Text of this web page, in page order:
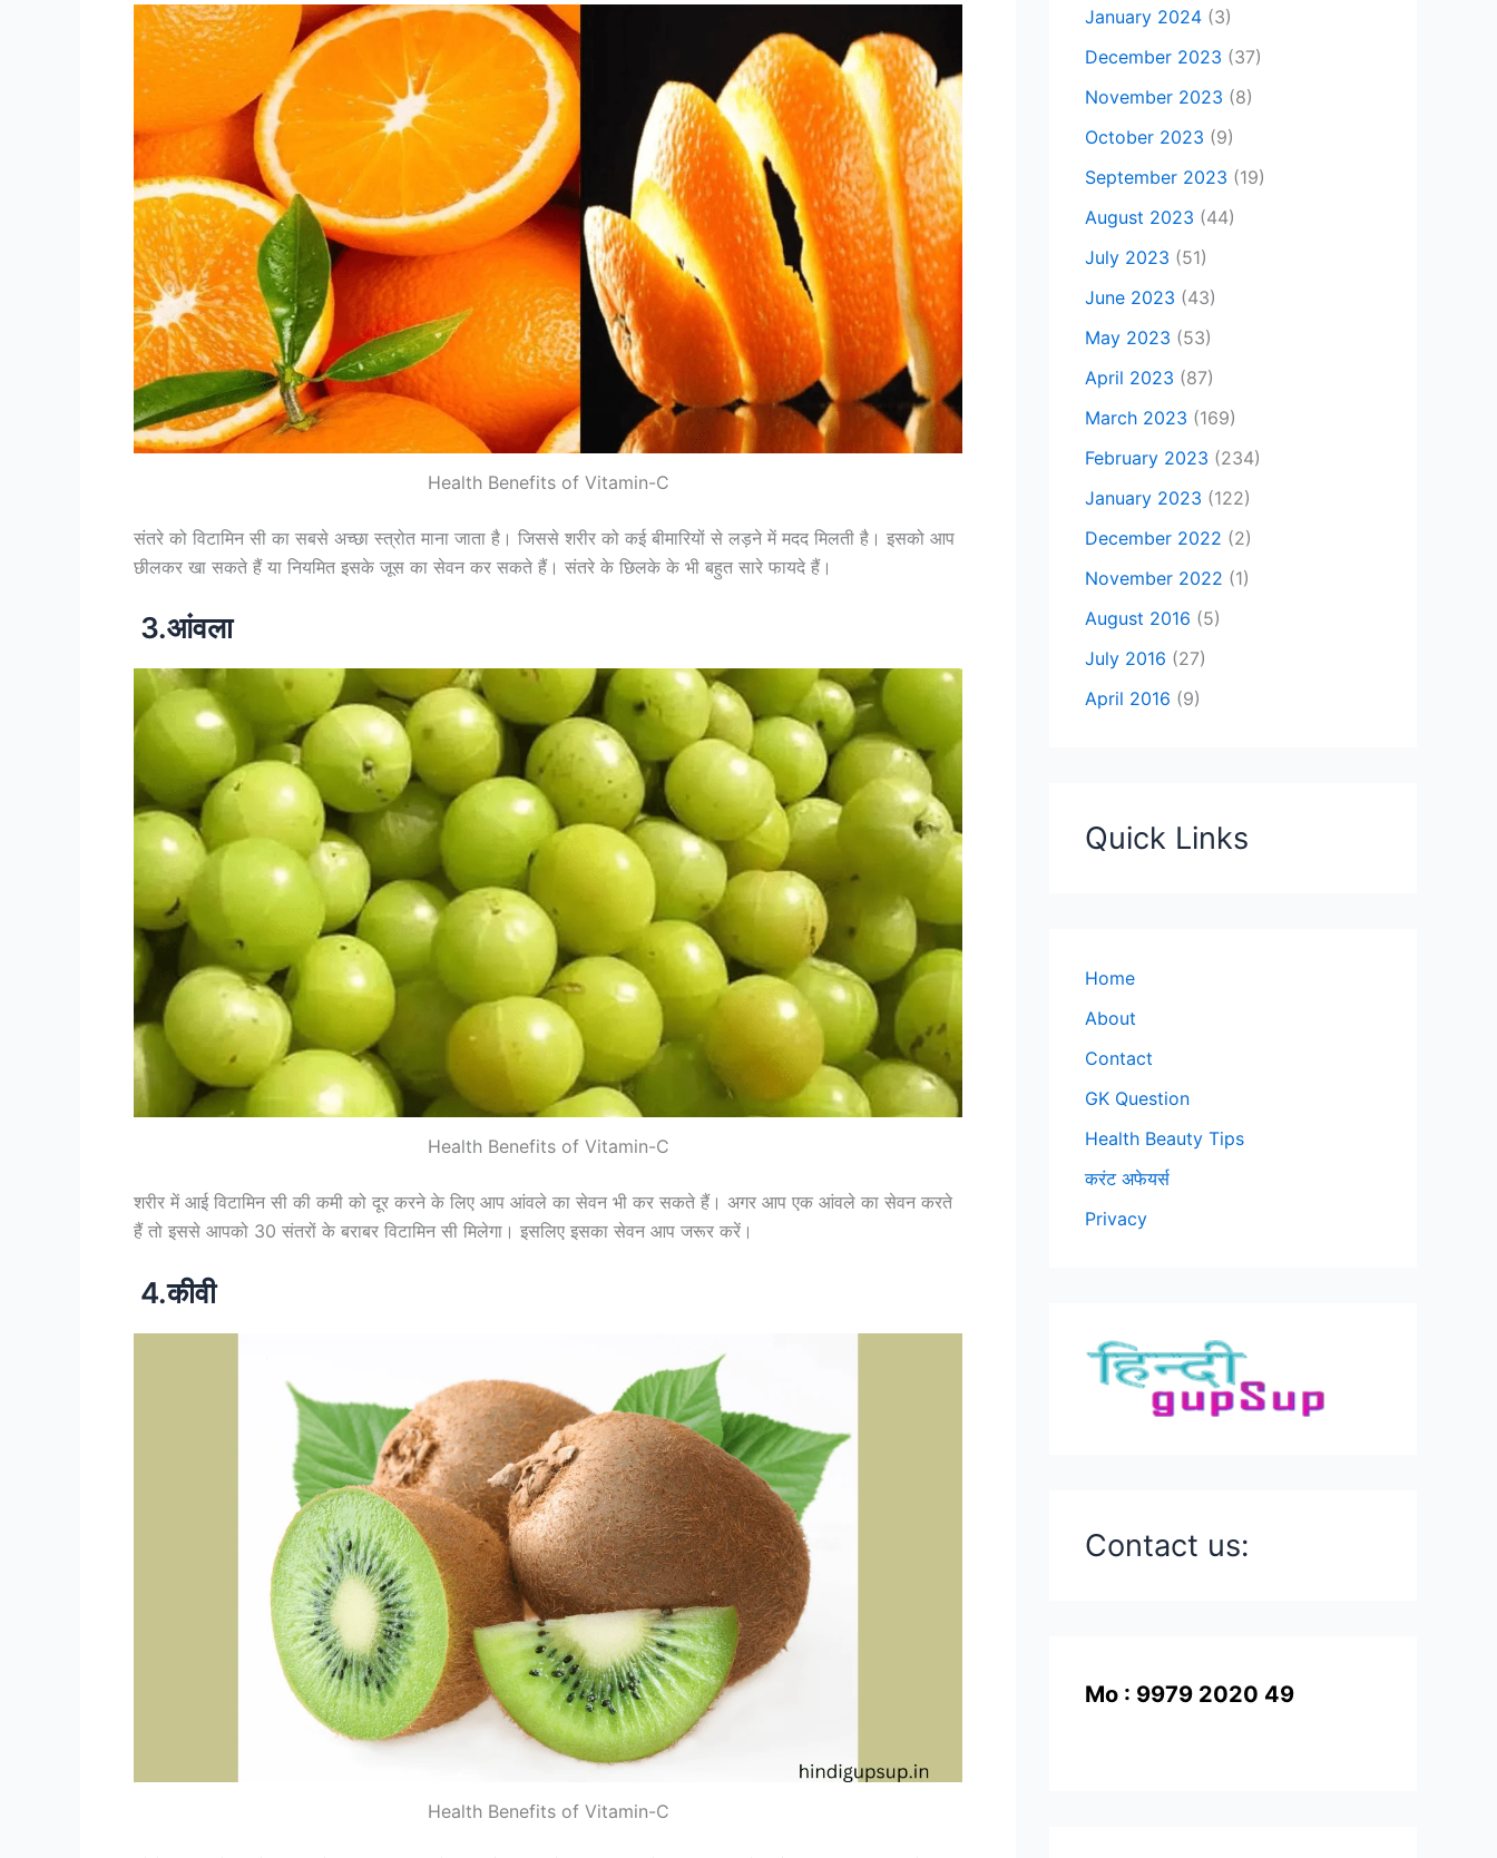
Health Benefits of Vitamin-C
संतरे को विटामिन सी का सबसे अच्छा स्त्रोत माना जाता है। जिससे शरीर को कई बीमारियों से लड़ने में मदद मिलती है। इसको आप
छीलकर खा सकते हैं या नियमित इसके जूस का सेवन कर सकते हैं। संतरे के छिलके के भी बहुत सारे फायदे हैं।
3.आंवला
Health Benefits of Vitamin-C
शरीर में आई विटामिन सी की कमी को दूर करने के लिए आप आंवले का सेवन भी कर सकते हैं। अगर आप एक आंवले का सेवन करते
हैं तो इससे आपको 30 संतरों के बराबर विटामिन सी मिलेगा। इसलिए इसका सेवन आप जरूर करें।
4.कीवी
Health Benefits of Vitamin-C
January 2024 (3)
December 2023 (37)
November 2023 (8)
October 2023 (9)
September 2023 (19)
August 2023 (44)
July 2023 (51)
June 2023 (43)
May 2023 (53)
April 2023 (87)
March 2023 (169)
February 2023 (234)
January 2023 (122)
December 2022 (2)
November 2022 (1)
August 2016 (5)
July 2016 (27)
April 2016 (9)
Quick Links
Home
About
Contact
GK Question
Health Beauty Tips
करंट अफेयर्स
Privacy
Contact us:
Mo : 9979 2020 49